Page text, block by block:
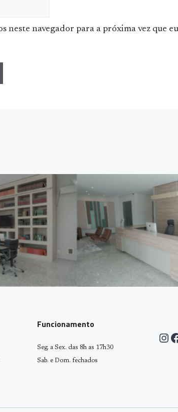
neste navegador para a próxima vez que eu
Funcionamento
Seg. a Sex. das 8h as 17h30
Sab. e Dom. fechados